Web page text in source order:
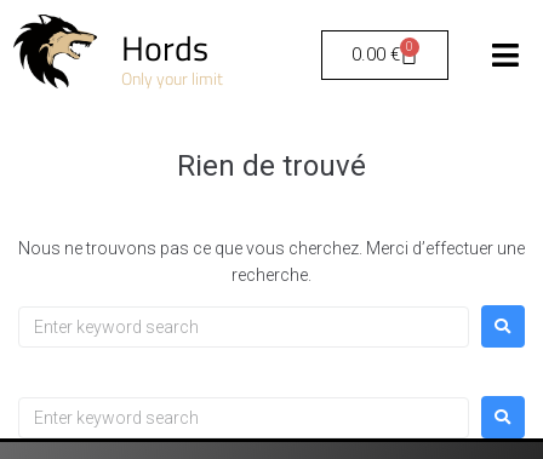
Hords
Only your limit
0.00€ 0
Rien de trouvé
Nous ne trouvons pas ce que vous cherchez. Merci d’effectuer une
recherche.